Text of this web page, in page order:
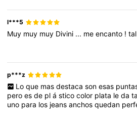
l***5
Muy muy muy Divini ... meencanto !
p***z
Lo que mas destaca son esas
peroesde plásticocolor plata leda
uno para los jeansanchosquedan